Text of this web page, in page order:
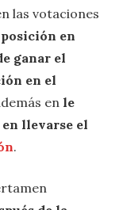
las votaciones
posición en
ganar el
en el
en le
llevarse el
.